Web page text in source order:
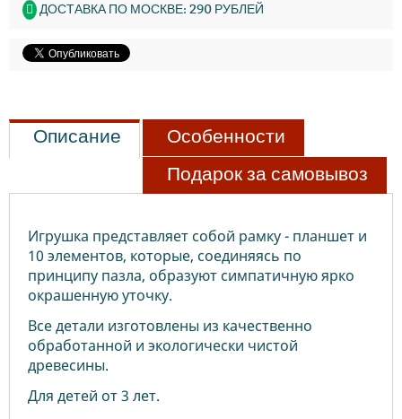
ДОСТАВКА ПО МОСКВЕ: 290 РУБЛЕЙ
Описание
Особенности
Подарок за самовывоз
Игрушка представляет собой рамку - планшет и
10 элементов, которые, соединяясь по
принципу пазла, образуют симпатичную ярко
окрашенную уточку.
Все детали изготовлены из качественно
обработанной и экологически чистой
древесины.
Для детей от 3 лет.